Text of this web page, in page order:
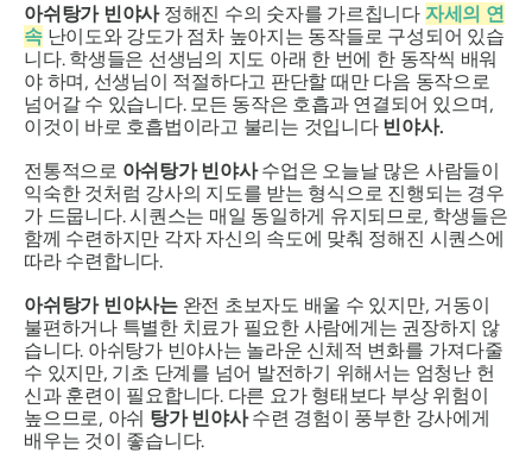
아쉬탕가 빈야사정해진 수의 숫자를 가르칩니다 자세의 연
속난이도와 강도가 점차 높아지는 동작들로 구성되어 있습
니다. 학생들은 선생님의 지도 아래 한 번에 한 동작씩 배워
야 하며, 선생님이 적절하다고 판단할 때만 다음 동작으로
넘어갈 수 있습니다. 모든 동작은 호흡과 연결되어 있으며,
이것이 바로 호흡법이라고 불리는 것입니다 빈야사.
전통적으로 아쉬탕가 빈야사수업은 오늘날 많은 사람들이
익숙한 것처럼 강사의 지도를 받는 형식으로 진행되는 경우
가 드뭅니다. 시퀀스는 매일 동일하게 유지되므로, 학생들은
함께 수련하지만 각자 자신의 속도에 맞춰 정해진 시퀀스에
따라 수련합니다.
아쉬탕가 빈야사는완전 초보자도 배울 수 있지만, 거동이
불편하거나 특별한 치료가 필요한 사람에게는 권장하지 않
습니다. 아쉬탕가 빈야사는 놀라운 신체적 변화를 가져다줄
수 있지만, 기초 단계를 넘어 발전하기 위해서는 엄청난 헌
신과 훈련이 필요합니다. 다른 요가 형태보다 부상 위험이
높으므로, 아쉬 탕가 빈야사수련 경험이 풍부한 강사에게
배우는 것이 좋습니다.